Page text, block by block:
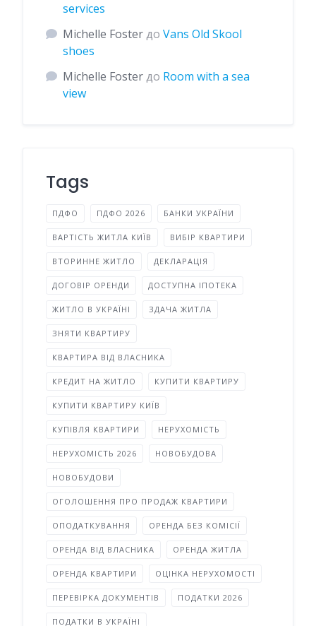
services
Michelle Fosterдо Vans Old Skool
shoes
Michelle Fosterдо Room with a sea
view
Tags
ПДФО ПДФО 2026 БАНКИ УКРАЇНИ
ВАРТІСТЬ ЖИТЛА КИЇВ ВИБІР КВАРТИРИ
ВТОРИННЕ ЖИТЛО ДЕКЛАРАЦІЯ
ДОГОВІР ОРЕНДИ ДОСТУПНА ІПОТЕКА
ЖИТЛО В УКРАЇНІ ЗДАЧА ЖИТЛА
ЗНЯТИ КВАРТИРУ
КВАРТИРА ВІД ВЛАСНИКА
КРЕДИТ НА ЖИТЛО КУПИТИ КВАРТИРУ
КУПИТИ КВАРТИРУ КИЇВ
КУПІВЛЯ КВАРТИРИ НЕРУХОМІСТЬ
НЕРУХОМІСТЬ 2026 НОВОБУДОВА
НОВОБУДОВИ
ОГОЛОШЕННЯ ПРО ПРОДАЖ КВАРТИРИ
ОПОДАТКУВАННЯ ОРЕНДА БЕЗ КОМІСІЇ
ОРЕНДА ВІД ВЛАСНИКА ОРЕНДА ЖИТЛА
ОРЕНДА КВАРТИРИ ОЦІНКА НЕРУХОМОСТІ
ПЕРЕВІРКА ДОКУМЕНТІВ ПОДАТКИ 2026
ПОДАТКИ В УКРАЇНІ